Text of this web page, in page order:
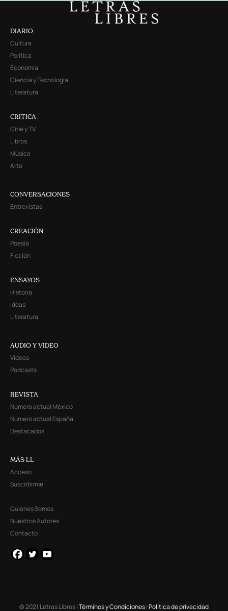
DIARIO
Cultura
Política
Economía
Ciencia y Tecnología
Literatura
CRITICA
Cine y TV
Libros
Música
Arte
CONVERSACIONES
Entrevistas
CREACIÓN
Poesía
Ficción
ENSAYOS
Historia
Ideas
Literatura
AUDIO Y VIDEO
Videos
Podcasts
REVISTA
Número actual México
Número actual España
Destacados
MÁS LL
Acceso
Suscribirme
Quienes Somos
Nuestros Autores
Contacto
© 2021 Letras Libres |Términos y Condiciones|Política de privacidad